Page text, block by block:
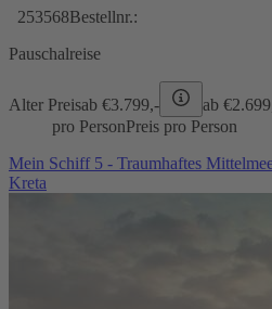
253568Bestellnr.:
Pauschalreise
Alter Preisab €3.799,- ab €
pro PersonPreis pro Person
Mein Schiff 5 - Traumhaftes
Kreta